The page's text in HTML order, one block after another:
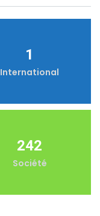
1
International
242
Société